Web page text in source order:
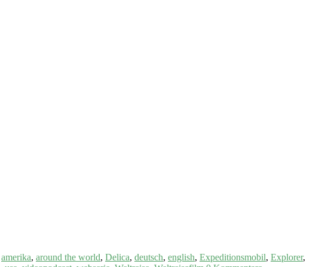
amerika, around the world, Delica, deutsch, english, Expeditionsmobil, Explorer,